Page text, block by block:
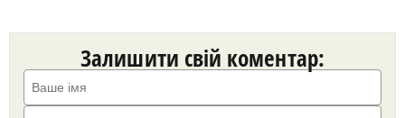
Залишити свій коментар: